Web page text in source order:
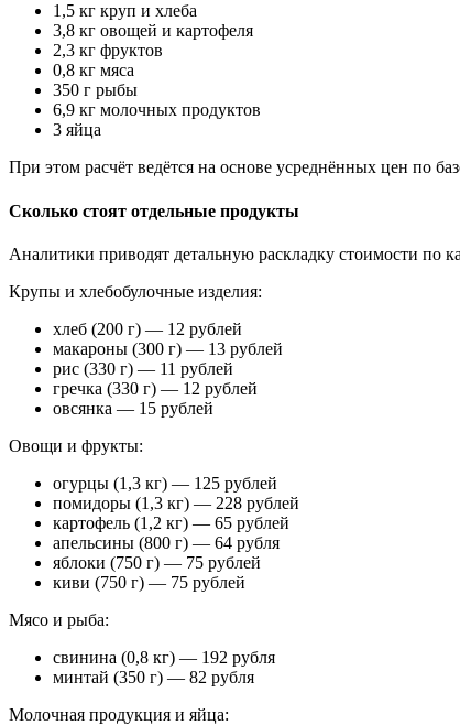
1,5 кг круп и хлеба
3,8 кг овощей и картофеля
2,3 кг фруктов
0,8 кг мяса
350 г рыбы
6,9 кг молочных продуктов
3 яйца
При этом расчёт ведётся на основе усреднённых цен по
Сколько стоят отдельные продукты
Аналитики приводят детальную раскладку стоимости по
Крупы и хлебобулочные изделия:
хлеб (200 г) — 12 рублей
макароны (300 г) — 13 рублей
рис (330 г) — 11 рублей
гречка (330 г) — 12 рублей
овсянка — 15 рублей
Овощи и фрукты:
огурцы (1,3 кг) — 125 рублей
помидоры (1,3 кг) — 228 рублей
картофель (1,2 кг) — 65 рублей
апельсины (800 г) — 64 рубля
яблоки (750 г) — 75 рублей
киви (750 г) — 75 рублей
Мясо и рыба:
свинина (0,8 кг) — 192 рубля
минтай (350 г) — 82 рубля
Молочная продукция и яйца: